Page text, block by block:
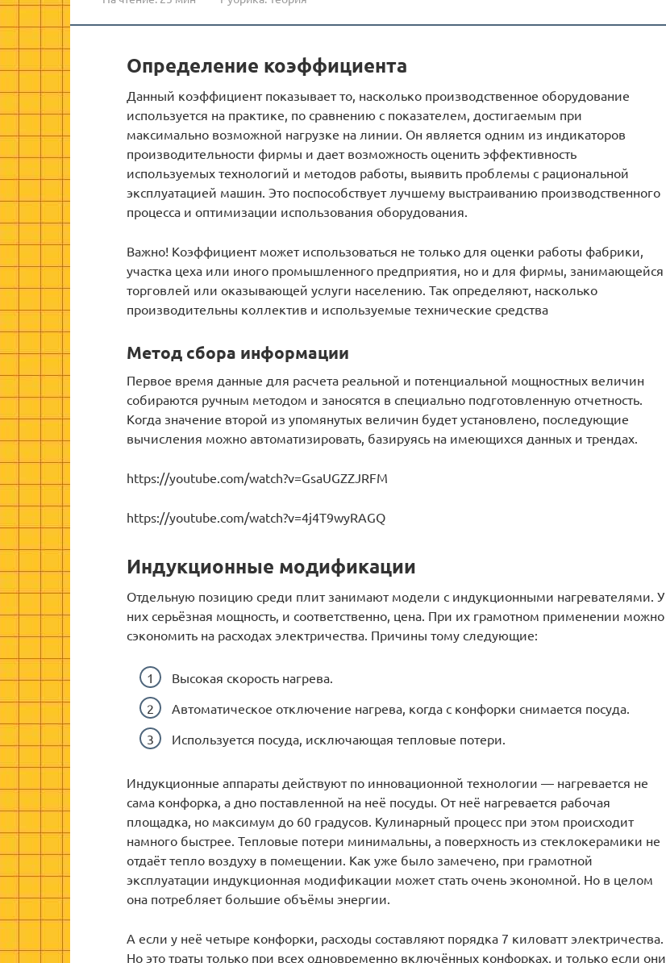
Определение коэффициента
Данный коэффициент показывает то, насколько производственное оборудование
используется на практике, по сравнению с показателем, достигаемым при
максимально возможной нагрузке на линии. Он является одним из индикаторов
производительности фирмы и дает возможность оценить эффективность
используемых технологий и методов работы, выявить проблемы с рациональной
эксплуатацией машин. Это поспособствует лучшему выстраиванию производственного
процесса и оптимизации использования оборудования.
Важно! Коэффициент может использоваться не только для оценки работы фабрики,
участка цеха или иного промышленного предприятия, но и для фирмы, занимающейся
торговлей или оказывающей услуги населению. Так определяют, насколько
производительны коллектив и используемые технические средства
Метод сбора информации
Первое время данные для расчета реальной и потенциальной мощностных величин
собираются ручным методом и заносятся в специально подготовленную отчетность.
Когда значение второй из упомянутых величин будет установлено, последующие
вычисления можно автоматизировать, базируясь на имеющихся данных и трендах.
https://youtube.com/watch?v=GsaUGZZJRFM
https://youtube.com/watch?v=4j4T9wyRAGQ
Индукционные модификации
Отдельную позицию среди плит занимают модели с индукционными нагревателями. У
них серьёзная мощность, и соответственно, цена. При их грамотном применении можно
сэкономить на расходах электричества. Причины тому следующие:
Высокая скорость нагрева.
Автоматическое отключение нагрева, когда с конфорки снимается посуда.
Используется посуда, исключающая тепловые потери.
Индукционные аппараты действуют по инновационной технологии — нагревается не
сама конфорка, а дно поставленной на неё посуды. От неё нагревается рабочая
площадка, но максимум до 60 градусов. Кулинарный процесс при этом происходит
намного быстрее. Тепловые потери минимальны, а поверхность из стеклокерамики не
отдаёт тепло воздуху в помещении. Как уже было замечено, при грамотной
эксплуатации индукционная модификации может стать очень экономной. Но в целом
она потребляет большие объёмы энергии.
А если у неё четыре конфорки, расходы составляют порядка 7 киловатт электричества.
Но это траты только при всех одновременно включённых конфорках, и только если они